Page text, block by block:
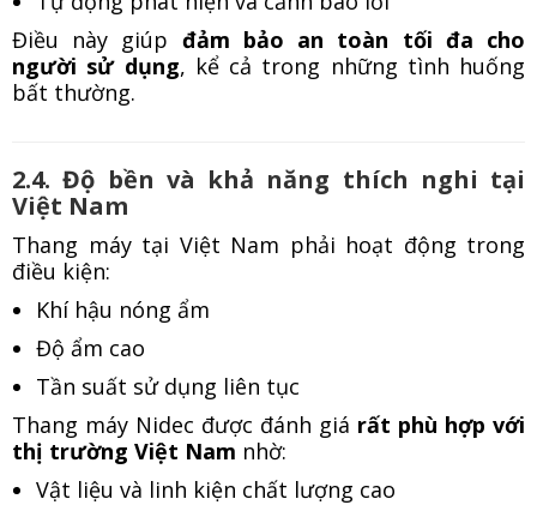
Điều này giúp đảm bảo an toàn tối đa cho
người sử dụng, kể cả trong những tình huống
bất thường.
2.4. Độ bền và khả năng thích nghi tại
Việt Nam
Thang máy tại Việt Nam phải hoạt động trong
điều kiện:
Khí hậu nóng ẩm
Độ ẩm cao
Tần suất sử dụng liên tục
Thang máy Nidec được đánh giá rất phù hợp với
thị trường Việt Nam nhờ:
Vật liệu và linh kiện chất lượng cao